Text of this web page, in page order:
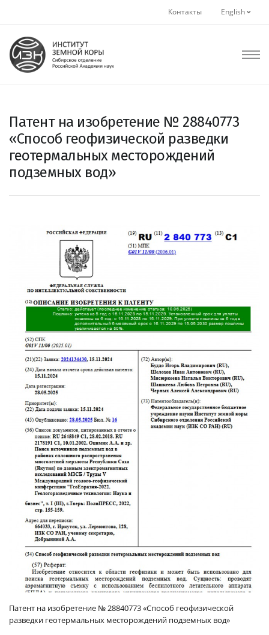
Контакты English
Патент на изобретение № 28840773
«Способ геофизической разведки
геотермальных месторождений
подземных вод»
Патент на изобретение № 28840773 «Способ геофизической
разведки геотермальных месторождений подземных вод»